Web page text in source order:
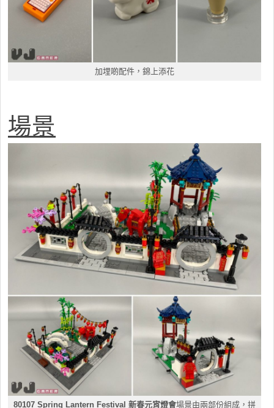
加埋啲配件，錦上添花
場景
80107 Spring Lantern Festival 新春元宵燈會場景由兩部份組成，拼